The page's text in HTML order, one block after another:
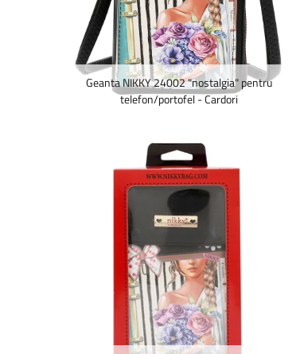
Geanta NIKKY 24002 "nostalgia" pentru
telefon/portofel - Cardori